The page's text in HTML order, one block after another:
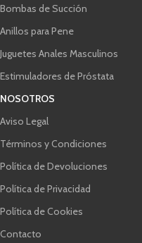
Bombas de Succión
Anillos para Pene
Juguetes Anales Masculinos
Estimuladores de Próstata
NOSOTROS
Aviso Legal
Términos y Condiciones
Política de Devoluciones
Política de Privacidad
Política de Cookies
Contacto